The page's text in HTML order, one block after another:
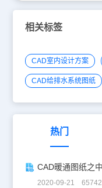
相关标签
CAD室内设计方案
CAD给排水系统图纸
热门
CAD暖通图纸之
2020-09-21 65742